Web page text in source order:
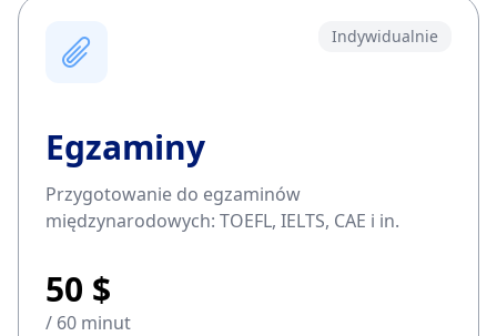
Indywidualnie
Egzaminy
Przygotowanie do egzaminów
międzynarodowych: TOEFL, IELTS, CAE i in.
50 $
/ 60 minut